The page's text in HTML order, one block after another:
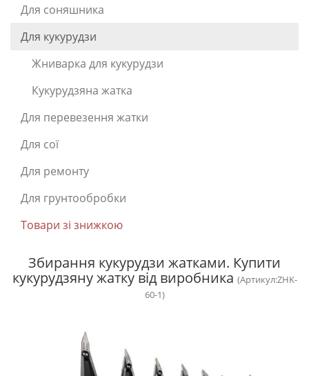
Для соняшника
Для кукурудзи
Жниварка для кукурудзи
Кукурудзяна жатка
Для перевезення жатки
Для сої
Для ремонту
Для грунтообробки
Товари зі знижкою
Збирання кукурудзи жатками. Купити
кукурудзяну жатку від виробника (Артикул:ZHK-
60-1)